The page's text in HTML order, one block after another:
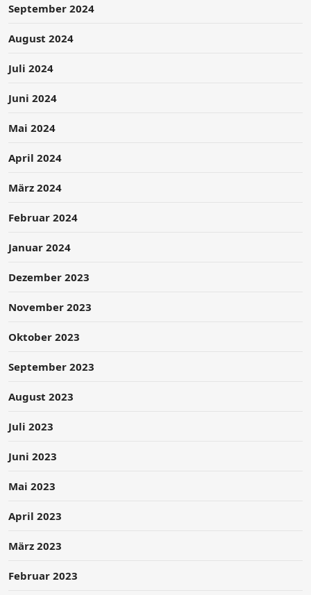
September 2024
August 2024
Juli 2024
Juni 2024
Mai 2024
April 2024
März 2024
Februar 2024
Januar 2024
Dezember 2023
November 2023
Oktober 2023
September 2023
August 2023
Juli 2023
Juni 2023
Mai 2023
April 2023
März 2023
Februar 2023